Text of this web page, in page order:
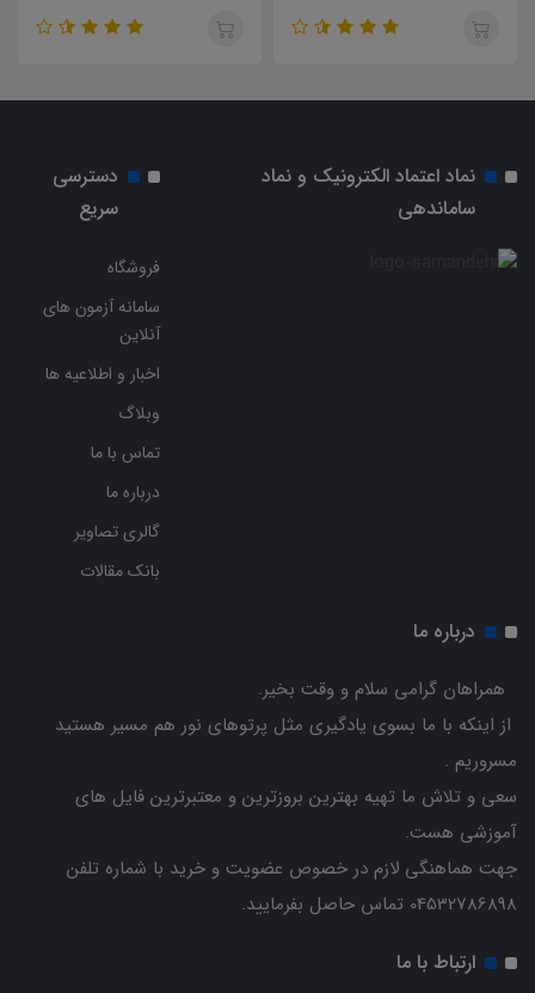
سازمان تبلیغات اسلامی
سازمان تبلیغات اسلامی
نماد اعتماد الکترونیک و نماد
ساماندهی
دسترسی
سریع
فروشگاه
سامانه آزمون های
آنلاین
اخبار و اطلاعیه ها
وبلاگ
تماس با ما
درباره ما
گالری تصاویر
بانک مقالات
درباره ما
همراهان گرامی سلام و وقت بخیر.
از اینکه با ما بسوی یادگیری مثل پرتوهای نور هم مسیر هستید
مسروریم .
سعی و تلاش ما تهیه بهترین بروزترین و معتبرترین فایل های
آموزشی هست.
جهت هماهنگی لازم در خصوص عضویت و خرید با شماره تلفن
04532786898 تماس حاصل بفرمایید.
ارتباط با ما